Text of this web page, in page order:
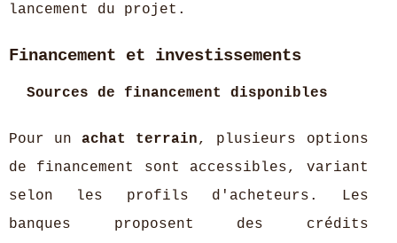
lancement du projet.
Financement et investissements
Sources de financement disponibles
Pour unachat terrain, plusieurs options
de financement sont accessibles, variant
selon les profils d'acheteurs. Les
banques proposent des crédits